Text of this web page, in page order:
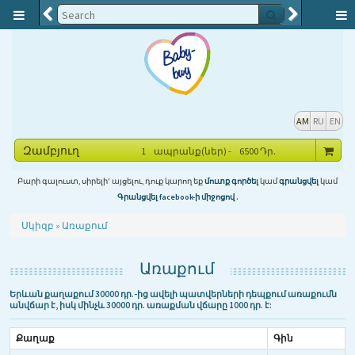
AM RU EN
Զամբյուղ Դր.
6500
ապրանք(ներ) -
1
Բարի գալուստ, սիրելի' այցելու, դուք կարող եքմուտք գործելկամգրանցվելկամ
Գրանցվել facebook-ի միջոցով .
Սկիզբ » Առաքում
Առաքում
Երևան քաղաքում 30000 դր.-ից ավելի պատվերների դեպքում առաքումն
անվճար է, իսկ մինչև 30000 դր. առաքման վճարը 1000 դր. է:
Քաղաք
Գին
lang->line('Categories'); ?>
պարագաներ (2)
Խաղալիքներ
Զբոսանք
Մայրեր
Տանը
Տեղեկատվություն
Կապ
Կազմակերպություններին
Առաքում